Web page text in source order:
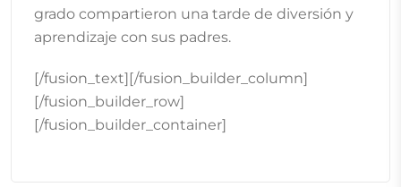
grado compartieron una tarde de diversión y
aprendizaje con sus padres.
[/fusion_text][/fusion_builder_column]
[/fusion_builder_row]
[/fusion_builder_container]